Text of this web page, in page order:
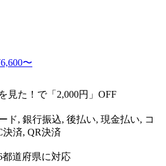
〜
見た！で「2,000円」OFF
ド, 銀行振込, 後払い, 現金払い, コ
決済, QR決済
都道府県に対応